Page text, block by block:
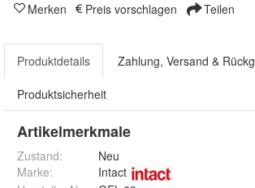
Merken Preis vorschlagen Teilen
Produktdetails Zahlung, Versand &
Produktsicherheit
Artikelmerkmale
Zustand:
Neu
Marke:
Intact